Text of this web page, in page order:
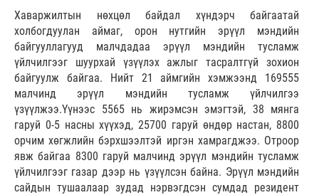
Хаваржилтын нөхцөл байдал хүндэрч байгаатай
холбогдуулан аймаг, орон нутгийн эрүүл мэндийн
байгууллагууд малчдадаа эрүүл мэндийн тусламж
үйлчилгээг шуурхай үзүүлэх ажлыг тасралтгүй зохион
байгуулж байгаа. Нийт 21 аймгийн хэмжээнд 169555
малчинд эрүүл мэндийн тусламж үйлчилгээ
үзүүлжээ.Үүнээс 5565 нь жирэмсэн эмэгтэй, 38 мянга
гаруй 0-5 насны хүүхэд, 25700 гаруй өндөр настан, 8800
орчим хөгжлийн бэрхшээлтэй иргэн хамрагджээ. Отроор
явж байгаа 8300 гаруй малчинд эрүүл мэндийн тусламж
үйлчилгээг газар дээр нь үзүүлсэн байна. Эрүүл мэндийн
сайдын тушаалаар зудад нэрвэгдсэн сумдад резидент